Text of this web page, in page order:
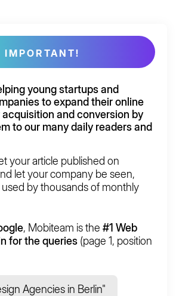
IMPORTANT!
young startups and
toexpandtheironline
acquisition andconversion by
to our many daily readers and
your article published on
let your company be seen,
by thousands of monthly
, Mobiteam is the #1 Web
for the queries (page 1, position
Agencies in Berlin"